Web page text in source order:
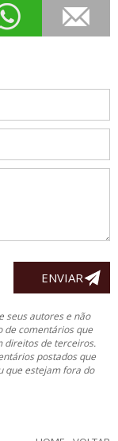
seus autores e não
de comentários que
direitos de terceiros.
postados que
que estejam fora do